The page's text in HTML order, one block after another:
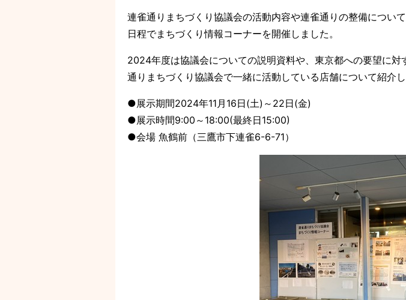
連雀通りまちづくり協議会の活動内容や連雀通りの整備につい
日程でまちづくり情報コーナーを開催しました。
2024年度は協議会についての説明資料や、東京都への要望に
通りまちづくり協議会で一緒に活動している店舗について紹介し
●展示期間2024年11月16日(土)～22日(金)
●展示時間9:00～18:00(最終日15:00)
●会場 魚鶴前（三鷹市下連雀6-6-71）